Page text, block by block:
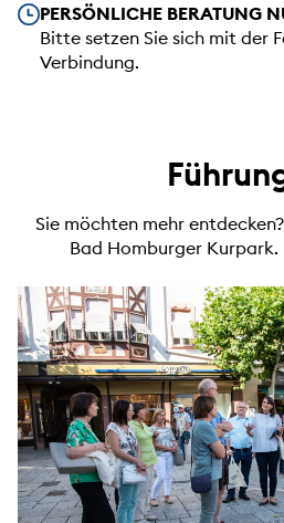
Unsere Öffnungszeiten
PERSÖNLICHE BERATUNG
Bitte setzen Sie sich mit der
Verbindung.
Sie möchten mehr
Bad Homburger Kurpark.